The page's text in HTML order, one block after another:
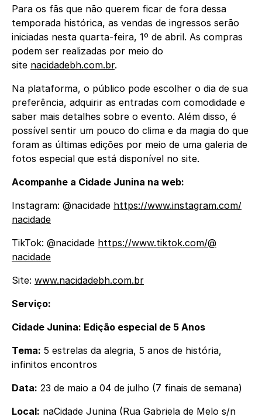
Para os fãs que não querem ficar de fora dessa
temporada histórica, as vendas de ingressos serão
iniciadas nesta quarta-feira, 1º de abril. As compras
podem ser realizadas por meio do
site nacidadebh.com.br.
Na plataforma, o público pode escolher o dia de sua
preferência, adquirir as entradas com comodidade e
saber mais detalhes sobre o evento. Além disso, é
possível sentir um pouco do clima e da magia do que
foram as últimas edições por meio de uma galeria de
fotos especial que está disponível no site.
Acompanhe a Cidade Junina na web:
Instagram: @nacidade https://www.instagram.com/
nacidade
TikTok: @nacidade https://www.tiktok.com/@
nacidade
Site: www.nacidadebh.com.br
Serviço:
Cidade Junina: Edição especial de 5 Anos
Tema: 5 estrelas da alegria, 5 anos de história,
infinitos encontros
Data: 23 de maio a 04 de julho (7 finais de semana)
Local: naCidade Junina (Rua Gabriela de Melo s/n